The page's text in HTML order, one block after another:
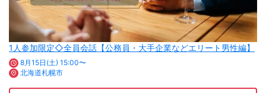
1人参加限定◇全員会話【公務員・大手企業などエリート男性編】
8月15日(土) 15:00〜
北海道札幌市